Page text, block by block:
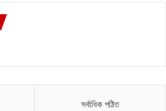
সর্বাধিক পঠিত